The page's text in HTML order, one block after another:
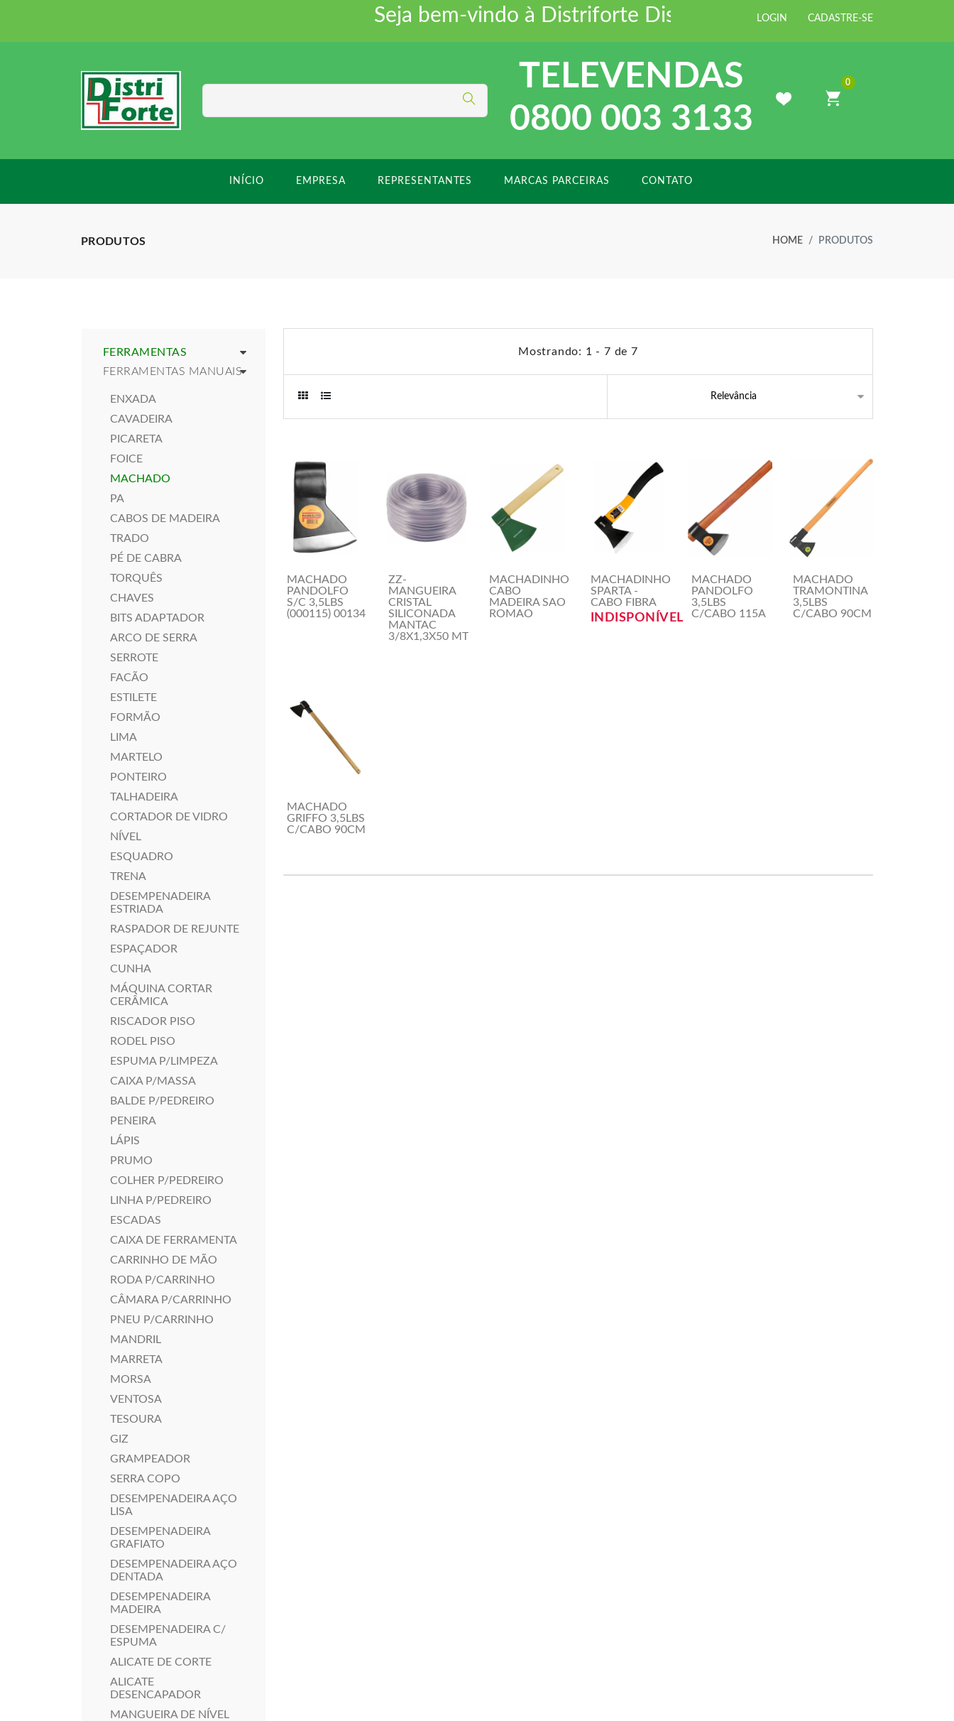
Seja bem-vindo à Distriforte Distribuidora de Materiais para
LOGIN CADASTRE-SE
TELEVENDAS
0800 003 3133
0
INÍCIO EMPRESA REPRESENTANTES MARCAS PARCEIRAS CONTATO
PRODUTOS HOME PRODUTOS
FERRAMENTAS
FERRAMENTAS MANUAIS
ENXADA
CAVADEIRA
PICARETA
FOICE
MACHADO
PA
CABOS DE MADEIRA
TRADO
PÉ DE CABRA
TORQUÊS
CHAVES
BITS ADAPTADOR
ARCO DE SERRA
SERROTE
FACÃO
ESTILETE
FORMÃO
LIMA
MARTELO
PONTEIRO
TALHADEIRA
CORTADOR DE VIDRO
NÍVEL
ESQUADRO
TRENA
DESEMPENADEIRA
ESTRIADA
RASPADOR DE REJUNTE
ESPAÇADOR
CUNHA
MÁQUINA CORTAR
CERÂMICA
RISCADOR PISO
RODEL PISO
ESPUMA P/LIMPEZA
CAIXA P/MASSA
BALDE P/PEDREIRO
PENEIRA
LÁPIS
PRUMO
COLHER P/PEDREIRO
LINHA P/PEDREIRO
ESCADAS
CAIXA DE FERRAMENTA
CARRINHO DE MÃO
RODA P/CARRINHO
CÂMARA P/CARRINHO
PNEU P/CARRINHO
MANDRIL
MARRETA
MORSA
VENTOSA
TESOURA
GIZ
GRAMPEADOR
SERRA COPO
DESEMPENADEIRA AÇO
LISA
DESEMPENADEIRA
GRAFIATO
DESEMPENADEIRA AÇO
DENTADA
DESEMPENADEIRA
MADEIRA
DESEMPENADEIRA C/
ESPUMA
ALICATE DE CORTE
ALICATE
DESENCAPADOR
MANGUEIRA DE NÍVEL
Mostrando: 1 - 7 de 7
MACHADO
PANDOLFO
S/C 3,5LBS
(000115) 00134
ZZ-
MANGUEIRA
CRISTAL
SILICONADA
MANTAC
3/8X1,3X50 MT
MACHADINHO
CABO
MADEIRA SAO
ROMAO
MACHADINHO
SPARTA -
CABO FIBRA
INDISPONÍVEL
MACHADO
PANDOLFO
3,5LBS
C/CABO 115A
MACHADO
TRAMONTINA
3,5LBS
C/CABO 90CM
MACHADO
GRIFFO 3,5LBS
C/CABO 90CM